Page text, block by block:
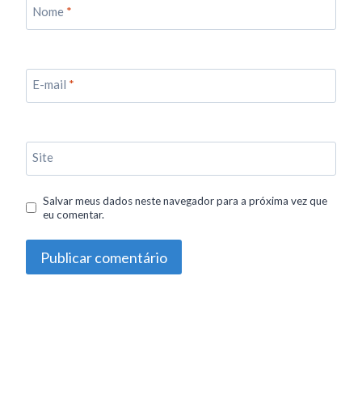
Nome *
E-mail *
Site
Salvar meus dados neste navegador para a próxima vez que
eu comentar.